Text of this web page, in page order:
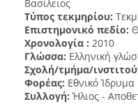
Βασίλειος
Τύπος τεκμηρίου:
Επιστημονικό πεδίο:
Χρονολογία : 2010
Γλώσσα: Ελληνική
Σχολή/τμήμα/
Φορέας: Εθνικό
Συλλογή:Ήλιος -